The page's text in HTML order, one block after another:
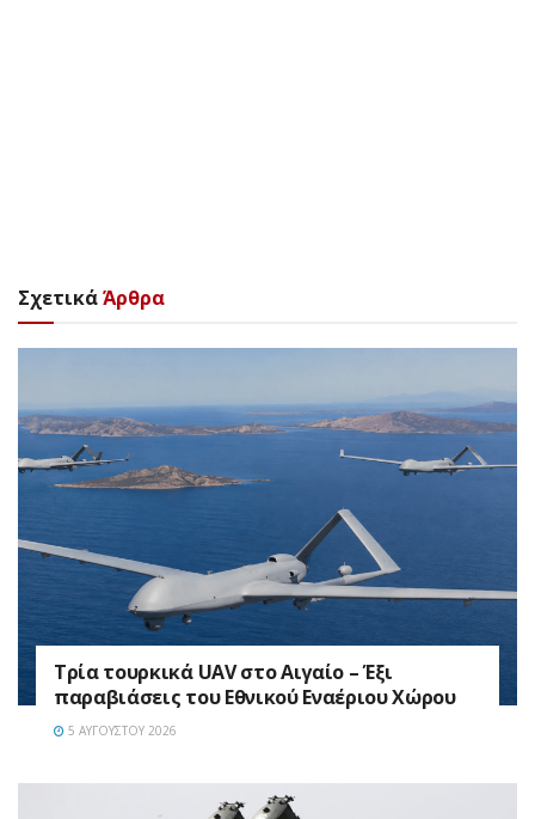
ΣχετικάΆρθρα
Τρία τουρκικά UAV στο Αιγαίο – Έξι
παραβιάσεις του Εθνικού Εναέριου Χώρου
5 ΑΥΓΟΎΣΤΟΥ 2026